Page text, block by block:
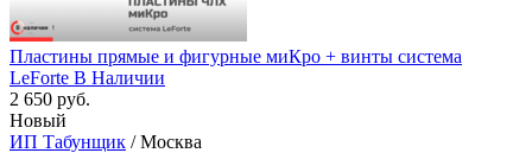
Пластины прямые и фигурные миКро + винты система
LeForte В Наличии
2 650 руб.
Новый
ИП Табунщик / Москва